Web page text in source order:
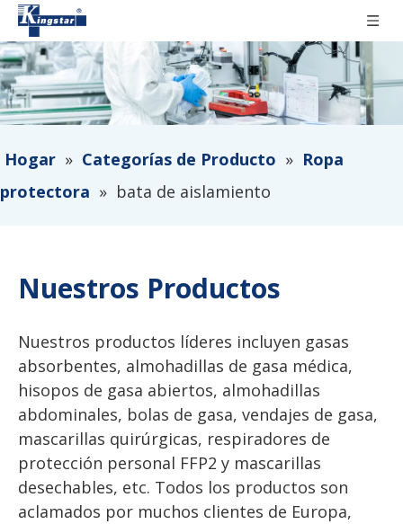
Hogar » Categorías de Producto » Ropa
protectora » bata de aislamiento
Nuestros Productos
Nuestros productos líderes incluyen gasas
absorbentes, almohadillas de gasa médica,
hisopos de gasa abiertos, almohadillas
abdominales, bolas de gasa, vendajes de gasa,
mascarillas quirúrgicas, respiradores de
protección personal FFP2 y mascarillas
desechables, etc. Todos los productos son
aclamados por muchos clientes de Europa,